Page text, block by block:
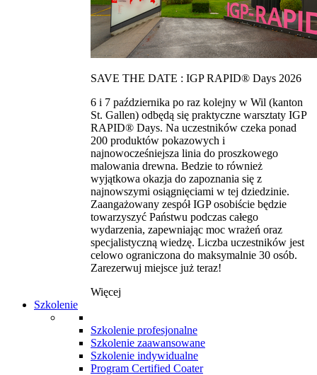
SAVE THE DATE : IGP RAPID® Days 2026
6 i 7 października po raz kolejny w Wil (kanton
St. Gallen) odbędą się praktyczne warsztaty IGP
RAPID® Days. Na uczestników czeka ponad
200 produktów pokazowych i
najnowocześniejsza linia do proszkowego
malowania drewna. Bedzie to również
wyjątkowa okazja do zapoznania się z
najnowszymi osiągnięciami w tej dziedzinie.
Zaangażowany zespół IGP osobiście będzie
towarzyszyć Państwu podczas całego
wydarzenia, zapewniając moc wrażeń oraz
specjalistyczną wiedzę. Liczba uczestników jest
celowo ograniczona do maksymalnie 30 osób.
Zarezerwuj miejsce już teraz!
Więcej
Szkolenie
Szkolenie profesjonalne
Szkolenie zaawansowane
Szkolenie indywidualne
Program Certified Coater